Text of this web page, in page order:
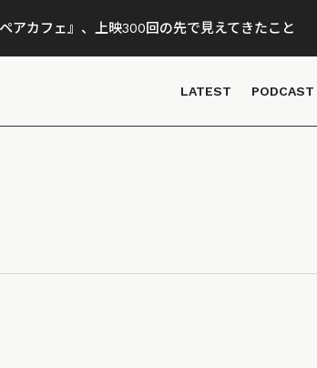
アカフェ』、上映300回の先で見えてきたこと
LATEST PODCAST